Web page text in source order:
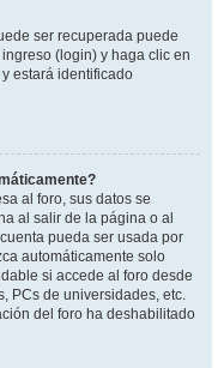
ser recuperada puede
(login) y haga clic en
estará identificado
al foro, sus datos se
al salir de la página o al
pueda ser usada por
automáticamente solo
si accede al foro desde
PCs de universidades, etc.
del foro ha deshabilitado